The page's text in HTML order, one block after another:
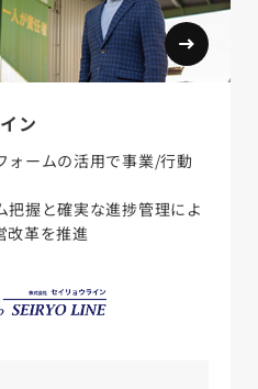
ン
ォームの活用で事業/行動
握と確実な進捗管理によ
改革を推進